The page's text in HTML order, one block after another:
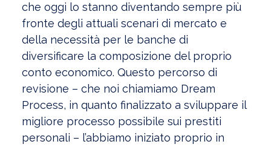
che oggi lo stanno diventando sempre più
fronte degli attuali scenari di mercato e
della necessità per le banche di
diversificare la composizione del proprio
conto economico. Questo percorso di
revisione – che noi chiamiamo Dream
Process, in quanto finalizzato a sviluppare il
migliore processo possibile sui prestiti
personali – l’abbiamo iniziato proprio in